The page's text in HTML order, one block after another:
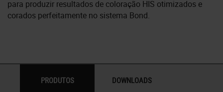
para produzir resultados de coloração HIS otimizados e
corados perfeitamente no sistema Bond.
PRODUTOS DOWNLOADS